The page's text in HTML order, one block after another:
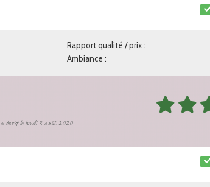
Rapport qualité / prix :
Ambiance :
a écrit le lundi 3 août 2020